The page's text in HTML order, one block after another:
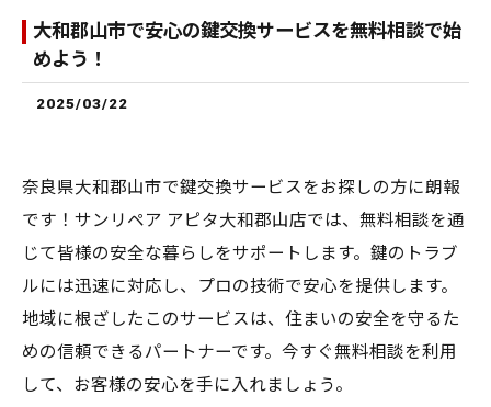
大和郡山市で安心の鍵交換サービスを無料相談で始
めよう！
2025/03/22
奈良県大和郡山市で鍵交換サービスをお探しの方に朗報
です！サンリペア アピタ大和郡山店では、無料相談を通
じて皆様の安全な暮らしをサポートします。鍵のトラブ
ルには迅速に対応し、プロの技術で安心を提供します。
地域に根ざしたこのサービスは、住まいの安全を守るた
めの信頼できるパートナーです。今すぐ無料相談を利用
して、お客様の安心を手に入れましょう。